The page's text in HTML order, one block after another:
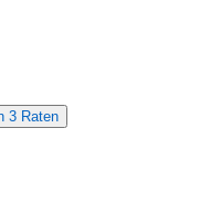
3 Raten